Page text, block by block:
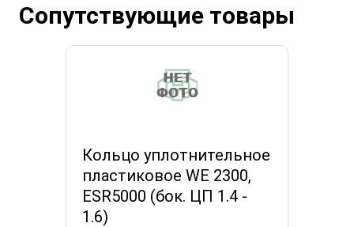
Сопутствующие товары
Кольцо уплотнительное
пластиковое WE 2300,
ESR5000 (бок. ЦП 1.4 -
1.6)